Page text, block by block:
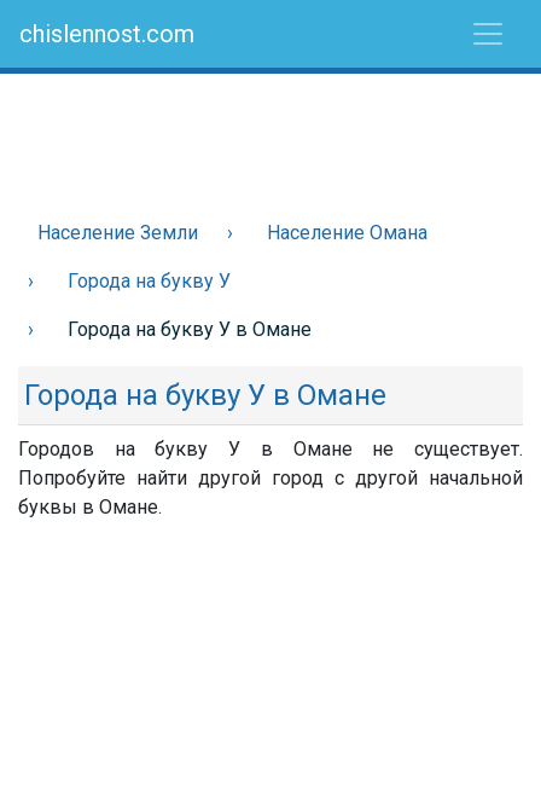
chislennost.com
Население Земли Население Омана
Города на букву У
Города на букву У в Омане
Города на букву У в Омане
Городов на букву У в Омане не существует.
Попробуйте найти другой город с другой начальной
буквы в Омане.